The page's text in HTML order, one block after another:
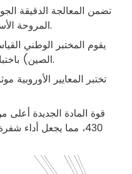
تضمن المعالجة الدقيقة
المروحة الأساسية لتصحيح دقيق للتوازن.
يقوم المختبر الوطني
الصين) باختبار بيانات الأداء والتحقق منها.
تختبر المعايير الأوروبية
قوة المادة الجديدة أعلى
430، مما يجعل أداء